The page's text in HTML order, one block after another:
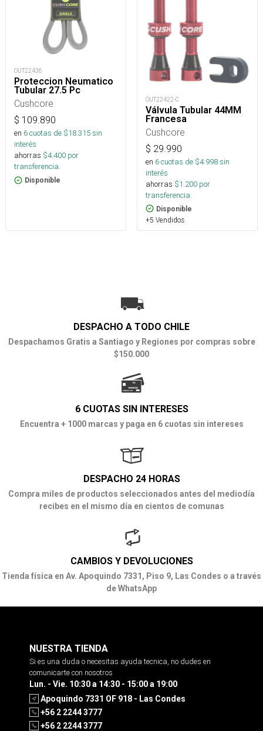
OUT22436
Proteccion Neumatico
Tubular 27.5 Pc
Cushcore
$ 109.890
en 6cuotas de $18.315sin
interés
ahorras $4.400 por
transferencia.
Disponible
OUT22422-C
Válvula Tubular 44MM
Francesa
Cushcore
$ 29.990
en 6cuotas de $4.998sin
interés
ahorras $1.200 por
transferencia.
Disponible
+5 Vendidos
DESPACHO A TODO CHILE
Despachamos Gratis a Santiago y Regiones por compras sobre
$150.000
6 CUOTAS SIN INTERESES
Encuentra + 1000 marcas y paga en 6 cuotas sin intereses
DESPACHO 24 HORAS
Compra miles de productos seleccionados antes del mediodía
recibes en el mismo día en cientos de comunas
CAMBIOS Y DEVOLUCIONES
Tienda física en Av. Apoquindo 7331, Piso 9, Las Condes o a través
de WhatsApp
NUESTRA TIENDA
Si es una duda o necesitas ayuda tecnica, no dudes en
comunicarte con nosotros
Lun. - Vie. 10:30 a 14:30 - 15:00 a 19:00
Apoquindo 7331 OF 918 - Las Condes
+56 2 2244 3777
+56 2 2244 3777